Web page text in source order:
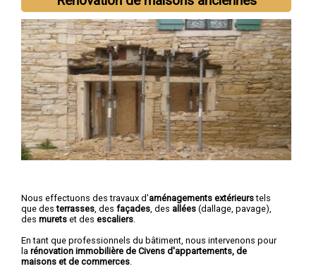
Nous effectuons des travaux d'aménagements extérieurstels
que desterrasses , des façades , des allées (dallage, pavage),
des murets et des escaliers
En tant que professionnels du bâtiment, nous intervenons pour
la rénovation immobilière de Civens d'appartements, de
maisons et de commerces